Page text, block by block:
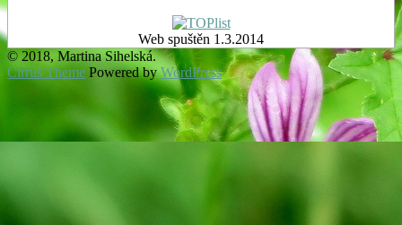
Web spuštěn 1.3.2014
© 2018, Martina Sihelská.
Cirrus Theme Powered byWordPress